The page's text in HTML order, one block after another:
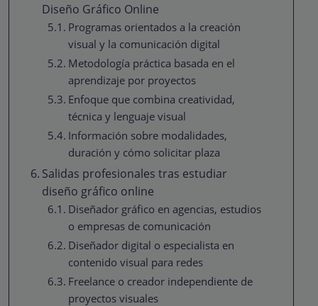
Diseño Gráfico Online
Programas orientados a la creación
visual y la comunicación digital
Metodología práctica basada en el
aprendizaje por proyectos
Enfoque que combina creatividad,
técnica y lenguaje visual
Información sobre modalidades,
duración y cómo solicitar plaza
Salidas profesionales tras estudiar
diseño gráfico online
Diseñador gráfico en agencias, estudios
o empresas de comunicación
Diseñador digital o especialista en
contenido visual para redes
Freelance o creador independiente de
proyectos visuales